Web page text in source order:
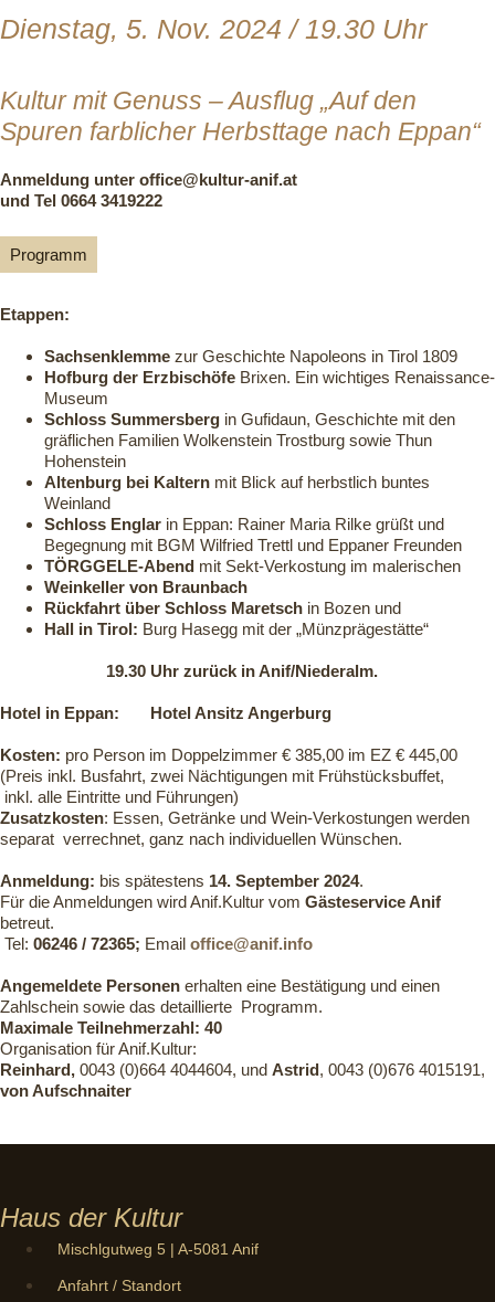
Dienstag, 5. Nov. 2024 / 19.30 Uhr
Kultur mit Genuss – Ausflug „Auf den
Spuren farblicher Herbsttage nach Eppan“
Anmeldung unter office@kultur-anif.at
und Tel 0664 3419222
Programm
Etappen:
Sachsenklemme zur Geschichte Napoleons in Tirol 1809
Hofburg der Erzbischöfe Brixen. Ein wichtiges Renaissance-
Museum
Schloss Summersberg in Gufidaun, Geschichte mit den
gräflichen Familien Wolkenstein Trostburg sowie Thun
Hohenstein
Altenburg bei Kaltern mit Blick auf herbstlich buntes
Weinland
Schloss Englar in Eppan: Rainer Maria Rilke grüßt und
Begegnung mit BGM Wilfried Trettl und Eppaner Freunden
TÖRGGELE-Abend mit Sekt-Verkostung im malerischen
Weinkeller von Braunbach
Rückfahrt über Schloss Maretsch in Bozen und
Hall in Tirol: Burg Hasegg mit der „Münzprägestätte“
19.30 Uhr zurück in Anif/Niederalm.
Hotel in Eppan: Hotel Ansitz Angerburg
Kosten: pro Person im Doppelzimmer € 385,00 im EZ € 445,00
(Preis inkl. Busfahrt, zwei Nächtigungen mit Frühstücksbuffet,
inkl. alle Eintritte und Führungen)
Zusatzkosten: Essen, Getränke und Wein-Verkostungen werden
separat verrechnet, ganz nach individuellen Wünschen.
Anmeldung: bis spätestens 14. September 2024.
Für die Anmeldungen wird Anif.Kultur vom Gästeservice Anif
betreut.
Tel: 06246 / 72365; Email office@anif.info
Angemeldete Personen erhalten eine Bestätigung und einen
Zahlschein sowie das detaillierte Programm.
Maximale Teilnehmerzahl: 40
Organisation für Anif.Kultur:
Reinhard, 0043 (0)664 4044604, und Astrid, 0043 (0)676 4015191,
von Aufschnaiter
Haus der Kultur
Mischlgutweg 5 | A-5081 Anif
Anfahrt / Standort